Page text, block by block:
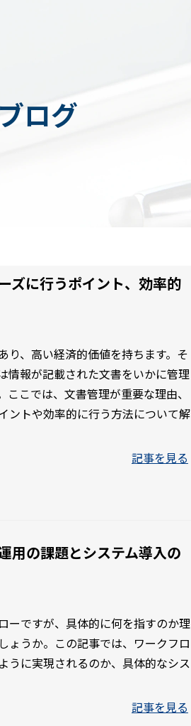
ブログ
ズに行うポイント、効率的
り、高い経済的価値を持ちます。そ
情報が記載された文書をいかに管理
こでは、文書管理が重要な理由、
ントや効率的に行う方法について解
記事を見る
用の課題とシステム導入の
ーですが、具体的に何を指すのか理
ょうか。この記事では、ワークフロ
うに実現されるのか、具体的なシス
記事を見る